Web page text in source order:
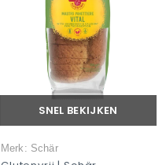
SNEL BEKIJKEN
Merk: Schär